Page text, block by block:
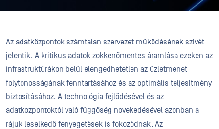
Az adatközpontok számtalan szervezet működésének szívét
jelentik. A kritikus adatok zökkenőmentes áramlása ezeken az
infrastruktúrákon belül elengedhetetlen az üzletmenet
folytonosságának fenntartásához és az optimális teljesítmény
biztosításához. A technológia fejlődésével és az
adatközpontoktól való függőség növekedésével azonban a
rájuk leselkedő fenyegetések is fokozódnak. Az